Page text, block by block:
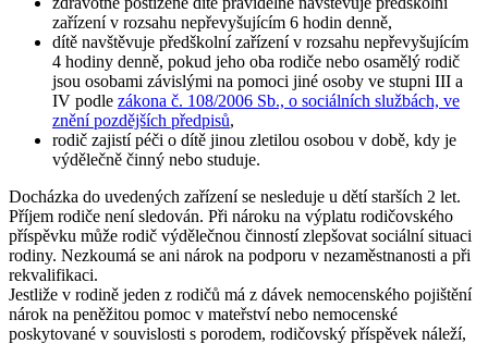
zařízení v rozsahu nepřevyšujícím 6 hodin denně,
dítě navštěvuje předškolní zařízení v rozsahu nepřevyšujícím
4 hodiny denně, pokud jeho oba rodiče nebo osamělý rodič
jsou osobami závislými na pomoci jiné osoby ve stupni III a
IV podle zákona č. 108/2006 Sb., o sociálních službách, ve
znění pozdějších předpisů,
rodič zajistí péči o dítě jinou zletilou osobou v době, kdy je
výdělečně činný nebo studuje.
Docházka do uvedených zařízení se nesleduje u dětí starších 2 let.
Příjem rodiče není sledován. Při nároku na výplatu rodičovského
příspěvku může rodič výdělečnou činností zlepšovat sociální situaci
rodiny. Nezkoumá se ani nárok na podporu v nezaměstnanosti a při
rekvalifikaci.
Jestliže v rodině jeden z rodičů má z dávek nemocenského pojištění
nárok na peněžitou pomoc v mateřství nebo nemocenské
poskytované v souvislosti s porodem, rodičovský příspěvek náleží,